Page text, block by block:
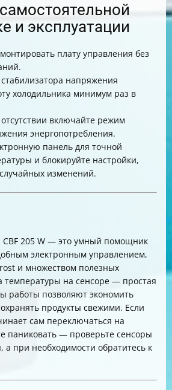
и эксплуатации
плату управления без
напряжения
холодильника минимум раз в
включайте режим
энергопотребления.
панель для точной
и блокируйте настройки,
изменений.
CBF 205 W — это умный помощник
электронным управлением,
и множеством полезных
температуры на сенсоре — простая
работы позволяют экономить
продукты свежими. Если
сам переключаться на
паниковать — проверьте сенсоры
а при необходимости обратитесь к